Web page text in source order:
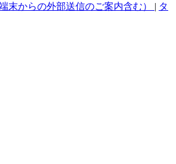
末からの外部送信のご案内含む） | タ